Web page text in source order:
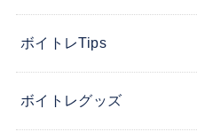
ボイトレTips
ボイトレグッズ